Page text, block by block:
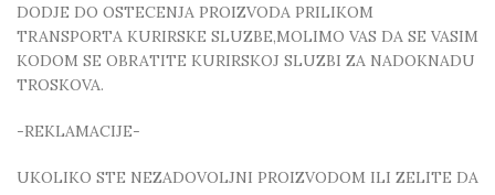
DODJE DO OSTECENJA PROIZVODA PRILIKOM
TRANSPORTA KURIRSKE SLUZBE,MOLIMO VAS DA SE VASIM
KODOM SE OBRATITE KURIRSKOJ SLUZBI ZA NADOKNADU
TROSKOVA.
-REKLAMACIJE-
UKOLIKO STE NEZADOVOLJNI PROIZVODOM ILI ZELITE DA